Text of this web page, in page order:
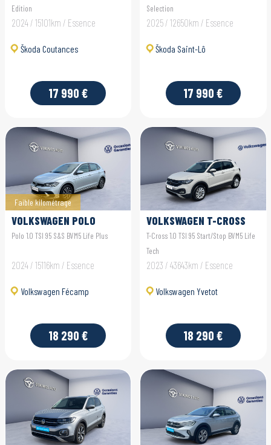
Edition
2024 / 15101km / Essence
Škoda Coutances
17 990 €
Selection
2025 / 12650km / Essence
Škoda Saint-Lô
17 990 €
Faible kilométrage
VOLKSWAGEN POLO
Polo 1.0 TSI 95 S&S BVM5 Life Plus
2024 / 15116km / Essence
Volkswagen Fécamp
18 290 €
VOLKSWAGEN T-CROSS
T-Cross 1.0 TSI 95 Start/Stop BVM5 Life
Tech
2023 / 43643km / Essence
Volkswagen Yvetot
18 290 €